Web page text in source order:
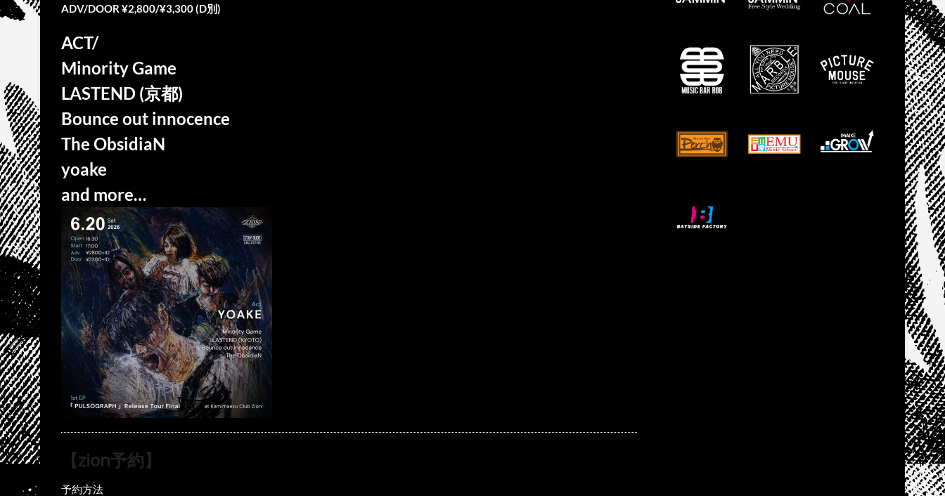
ADV/DOOR ¥2,800/¥3,300 (D別)
ACT/
Minority Game
LASTEND (京都)
Bounce out innocence
The ObsidiaN
yoake
and more…
【zion予約】
予約方法